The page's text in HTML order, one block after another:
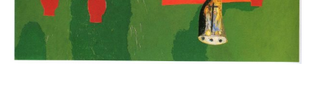
Educazione
News
Dipartimento
Educazione